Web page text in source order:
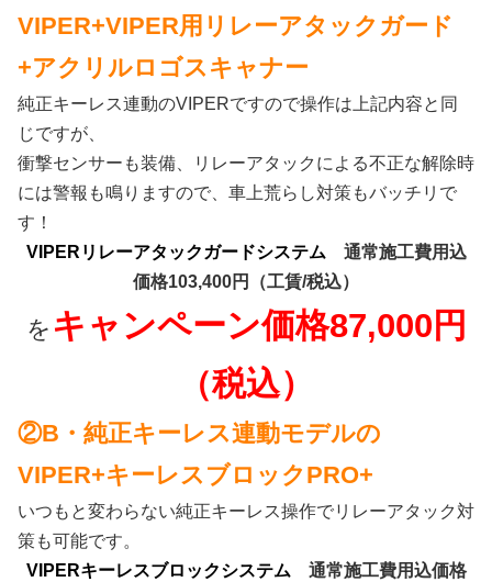
VIPER+VIPER用リレーアタックガード
+アクリルロゴスキャナー
純正キーレス連動のVIPERですので操作は上記内容と同
じですが、
衝撃センサーも装備、リレーアタックによる不正な解除時
には警報も鳴りますので、 車上荒らし対策もバッチリで
す！
VIPERリレーアタックガードシステム 通常施工費用込
価格103,400円（工賃/税込）
を キャンペーン価格87,000円
（税込）
②B・純正キーレス連動モデルの
VIPER+キーレスブロックPRO+
いつもと変わらない純正キーレス操作でリレーアタック対
策も可能です。
VIPERキーレスブロックシステム 通常施工費用込価格